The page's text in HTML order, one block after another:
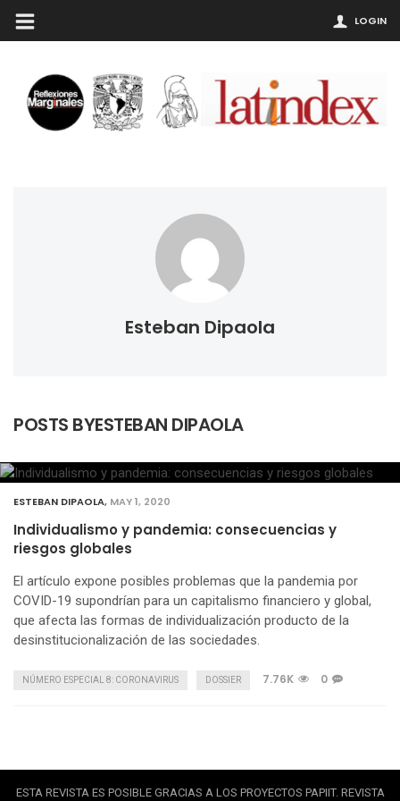
LOGIN
Esteban Dipaola
POSTS BYESTEBAN DIPAOLA
ESTEBAN DIPAOLA, MAY 1, 2020
Individualismo y pandemia: consecuencias y
riesgos globales
El artículo expone posibles problemas que la pandemia por
COVID-19 supondrían para un capitalismo financiero y global,
que afecta las formas de individualización producto de la
desinstitucionalización de las sociedades.
NÚMERO ESPECIAL 8: CORONAVIRUS DOSSIER 7.76K 0
ESTA REVISTA ES POSIBLE GRACIAS A LOS PROYECTOS PAPIIT. REVISTA